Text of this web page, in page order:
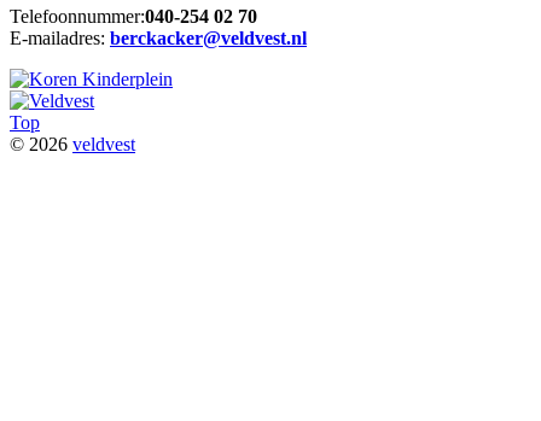
Telefoonnummer:040-254 02 70
E-mailadres: berckacker@veldvest.nl
Top
© 2026 veldvest